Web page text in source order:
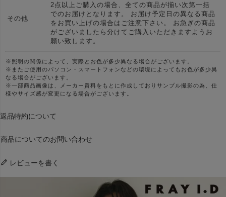
その他
2点以上ご購入の場合、全ての商品が揃い次第一括
でのお届けとなります。 お届け予定日の異なる商品
をお買い上げの場合はご注意下さい。 お急ぎの商品
がございましたら分けてご購入いただきますようお
願い致します。
※照明の関係によって、実際とお色が多少異なる場合がございます。
※またご使用のパソコン・スマートフォンなどの環境によってもお色が多少異
なる場合がございます。
※一部商品画像は、メーカー資料をもとに作成しておりサンプル撮影の為、仕
様やサイズ感が変更になる場合がございます。
返品特約について
商品についてのお問い合わせ
レビューを書く